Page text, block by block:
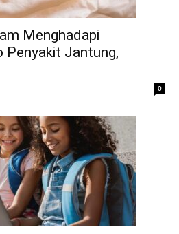
Menghadapi
Penyakit Jantung,
0